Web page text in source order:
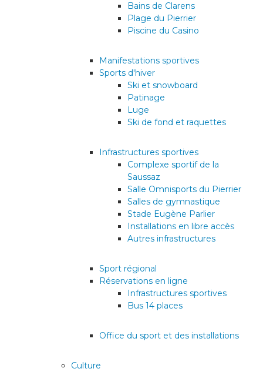
Bains de Clarens
Plage du Pierrier
Piscine du Casino
Manifestations sportives
Sports d'hiver
Ski et snowboard
Patinage
Luge
Ski de fond et raquettes
Infrastructures sportives
Complexe sportif de la
Saussaz
Salle Omnisports du Pierrier
Salles de gymnastique
Stade Eugène Parlier
Installations en libre accès
Autres infrastructures
Sport régional
Réservations en ligne
Infrastructures sportives
Bus 14 places
Office du sport et des installations
Culture